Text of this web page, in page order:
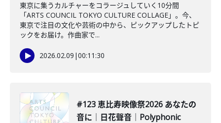
東京に集うカルチャーをコラージュしていく10分間
「ARTS COUNCIL TOKYO CULTURE COLLAGE」。今、
東京で注目の文化や芸術の中から、ピックアップしたトピ
ックをお届け。作曲家で...
2026.02.09 |00:11:30
#123 恵比寿映像祭2026 あなたの
音に｜日花聲音｜Polyphonic